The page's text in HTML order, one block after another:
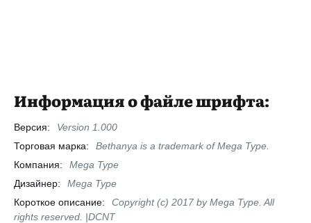
Информация о файле шрифта:
Версия:
Version 1.000
Торговая марка:
Bethanya is a trademark of Mega Type.
Компания:
Mega Type
Дизайнер:
Mega Type
Короткое описание:
Copyright (c) 2017 by Mega Type. All
rights reserved. |DCNT